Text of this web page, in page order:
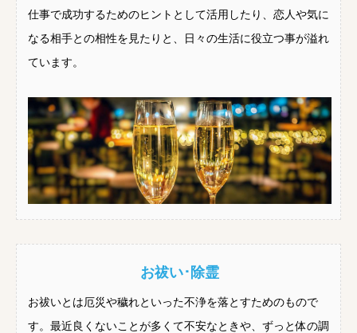
仕事で成功するためのヒントとして活用したり、恋人や気に
なる相手との相性を見たりと、日々の生活に役立つ事が溢れ
ています。
お祓い･除霊
お祓いとは厄災や穢れといった不浄を落とすためのもので
す。最近良くないことが多くて不安なときや、ずっと体の調